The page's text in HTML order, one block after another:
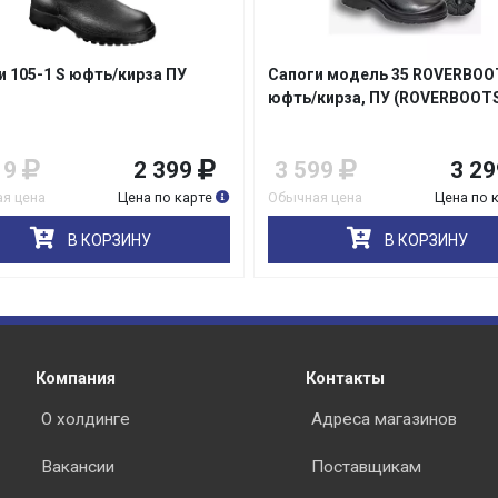
модель 35 ROVERBOOTS
цена
3 299
Цена по карте
В КОРЗИНУ
Сапоги модель 26 юфть/
200 Дж ПУ (ROVERBOOTS)
1 555
Обычная цена
1
Цена по
В КОРЗИНУ
Компания
О холдинге
Вакансии
Контакты
Адреса магазинов
Поставщикам